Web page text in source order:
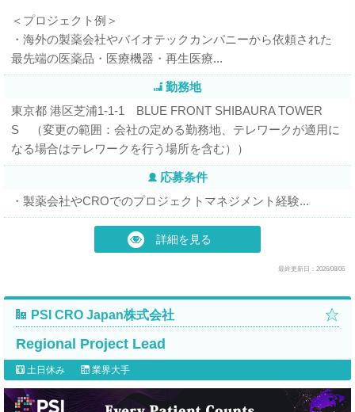
＜プロジェクト例＞
・海外の製薬会社やバイオテックカンパニーから依頼された
最先端の医薬品・医療機器・再生医療...
勤務地
東京都 港区芝浦1-1-1 BLUE FRONT SHIBAURA TOWER
S （変更の範囲：会社の定める勤務地、テレワークが適用に
なる場合はテレワークを行う場所を含む））
応募条件
・製薬会社やCROでのプロジェクトマネジメント経験...
詳細を見る
最終更新日：2026/08/06
PSI CRO Japan株式会社
Regional Project Lead
土日休み 業界大手